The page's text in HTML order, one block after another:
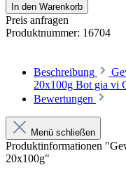
In den Warenkorb
Preis anfragen
Produktnummer: 16704
Beschreibung
20x100g Bot gia vi
Bewertungen
Menü schließen
Produktinformationen
20x100g"